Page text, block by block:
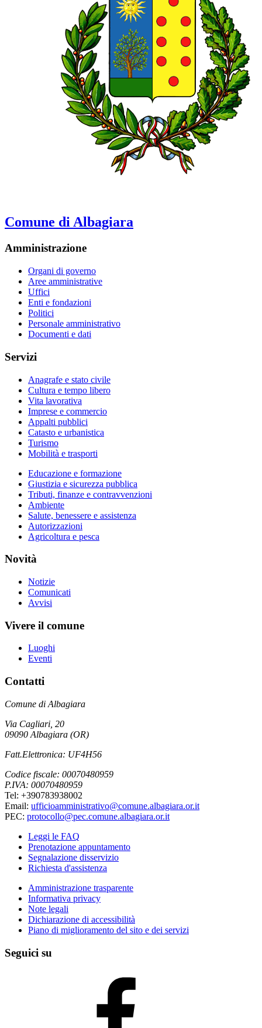
Comune di Albagiara
Amministrazione
Organi di governo
Aree amministrative
Uffici
Enti e fondazioni
Politici
Personale amministrativo
Documenti e dati
Servizi
Anagrafe e stato civile
Cultura e tempo libero
Vita lavorativa
Imprese e commercio
Appalti pubblici
Catasto e urbanistica
Turismo
Mobilità e trasporti
Educazione e formazione
Giustizia e sicurezza pubblica
Tributi, finanze e contravvenzioni
Ambiente
Salute, benessere e assistenza
Autorizzazioni
Agricoltura e pesca
Novità
Notizie
Comunicati
Avvisi
Vivere il comune
Luoghi
Eventi
Contatti
Comune di Albagiara
Via Cagliari, 20
09090 Albagiara (OR)
Fatt.Elettronica: UF4H56
Codice fiscale: 00070480959
P.IVA: 00070480959
Tel: +390783938002
Email: ufficioamministrativo@comune.albagiara.or.it
PEC: protocollo@pec.comune.albagiara.or.it
Leggi le FAQ
Prenotazione appuntamento
Segnalazione disservizio
Richiesta d'assistenza
Amministrazione trasparente
Informativa privacy
Note legali
Dichiarazione di accessibilità
Piano di miglioramento del sito e dei servizi
Seguici su